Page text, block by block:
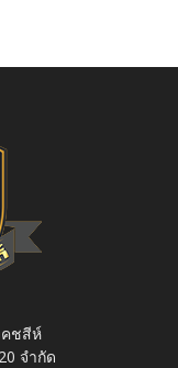
ชสีห์
จำกัด